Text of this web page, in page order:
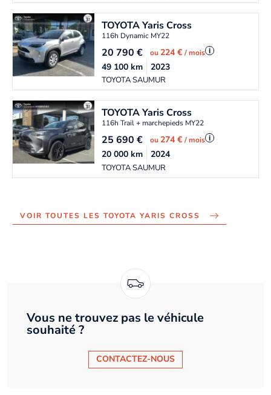
TOYOTAYaris Cross
116h Dynamic MY22
20 790€ ou224 €/ mois i
TOYOTA SAUMUR
49 100km 2023
TOYOTAYaris Cross
116h Trail + marchepieds MY22
25 690€ ou274 €/ mois i
TOYOTA SAUMUR
20 000km 2024
VOIR TOUTES LES TOYOTA YARIS CROSS
Vous ne trouvez pas le véhicule
souhaité ?
CONTACTEZ-NOUS